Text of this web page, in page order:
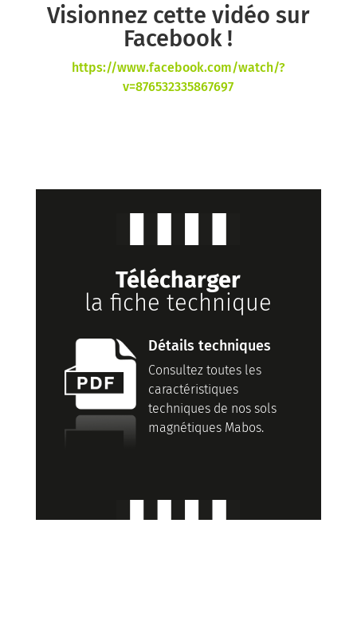
Visionnez cette vidéo sur
Facebook !
https://www.facebook.com/watch/?
v=876532335867697
Télécharger
la fiche technique
Détails techniques
Consultez toutes les
caractéristiques
techniques de nos sols
magnétiques Mabos.